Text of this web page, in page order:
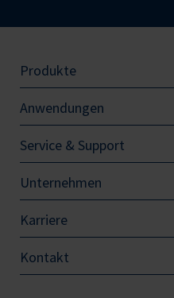
Produkte
Anwendungen
Service & Support
Unternehmen
Karriere
Kontakt